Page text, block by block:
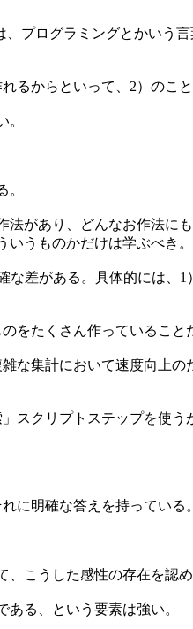
プログラミングとかいう
るからといって、2）のこ
があり、どんなお作法に
うものかだけは学ぶべき。
差がある。具体的には、
をたくさん作っていること
な集計において速度向上
スクリプトステップを使
に明確な答えを持っている。
こうした感性の存在を認
る、という要素は強い。